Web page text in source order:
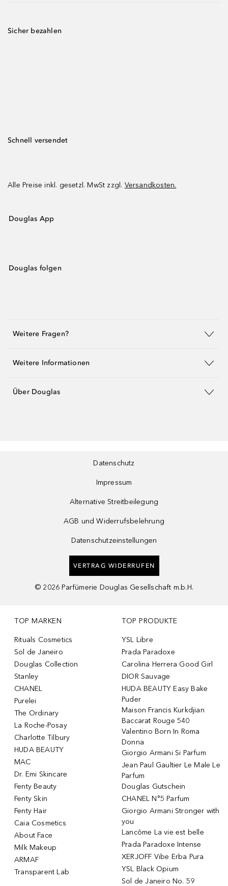
Sicher bezahlen
Schnell versendet
Alle Preise inkl. gesetzl. MwSt zzgl. Versandkosten.
Douglas App
Douglas folgen
Weitere Fragen?
Weitere Informationen
Über Douglas
Datenschutz
Impressum
Alternative Streitbeilegung
AGB und Widerrufsbelehrung
Datenschutzeinstellungen
VERTRAG WIDERRUFEN
© 2026 Parfümerie Douglas Gesellschaft m.b.H.
TOP MARKEN
Rituals Cosmetics
Sol de Janeiro
Douglas Collection
Stanley
CHANEL
Purelei
The Ordinary
La Roche-Posay
Charlotte Tilbury
HUDA BEAUTY
MAC
Dr. Emi Skincare
Fenty Beauty
Fenty Skin
Fenty Hair
Caia Cosmetics
About Face
Milk Makeup
ARMAF
Transparent Lab
TOP PRODUKTE
YSL Libre
Prada Paradoxe
Carolina Herrera Good Girl
DIOR Sauvage
HUDA BEAUTY Easy Bake
Puder
Maison Francis Kurkdjian
Baccarat Rouge 540
Valentino Born In Roma
Donna
Giorgio Armani Si Parfum
Jean Paul Gaultier Le Male Le
Parfum
Douglas Gutschein
CHANEL N°5 Parfum
Giorgio Armani Stronger with
you
Lancôme La vie est belle
Prada Paradoxe Intense
XERJOFF Vibe Erba Pura
YSL Black Opium
Sol de Janeiro No. 59